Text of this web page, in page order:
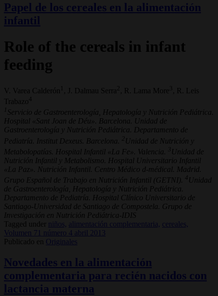
Papel de los cereales en la alimentación
infantil
Role of the cereals in infant
feeding
V. Varea Calderón 1 , J. Dalmau Serra , R. Lama More 3
, R. Leis
Trabazo4
1 Servicio de Gastroenterología, Hepatología y Nutrición Pediátrica.
Hospital «Sant Joan de Déu». Barcelona. Unidad de
Gastroenterología y Nutrición Pediátrica. Departamento de
Pediatría. Institut Dexeus. Barcelona.
2 Unidad de Nutrición y
Metabolopatías. Hospital Infantil «La Fe». Valencia.
3 Unidad de
Nutrición Infantil y Metabolismo. Hospital Universitario Infantil
«La Paz». Nutrición Infantil. Centro Médico d-médical. Madrid.
Grupo Español de Trabajo en Nutrición Infantil (GETNI).
4 Unidad
de Gastroenterología, Hepatología y Nutrición Pediátrica.
Departamento de Pediatría. Hospital Clínico Universitario de
Santiago-Universidad de Santiago de Compostela. Grupo de
Investigación en Nutrición Pediátrica-IDIS
Tagged under
niños, alimentación complementaria, cereales,
Volumen 71 número 4 abril 2013
Publicado en
Originales
Novedades en la alimentación
complementaria para recién nacidos con
lactancia materna